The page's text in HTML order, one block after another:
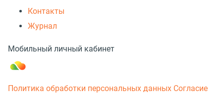
Контакты
Журнал
Мобильный личный кабинет
Политика обработки персональных данных Согласие